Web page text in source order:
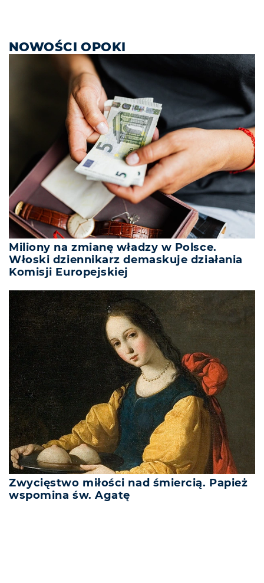
NOWOŚCI OPOKI
Miliony na zmianę władzy w Polsce.
Włoski dziennikarz demaskuje działania
Komisji Europejskiej
Zwycięstwo miłości nad śmiercią. Papież
wspomina św. Agatę